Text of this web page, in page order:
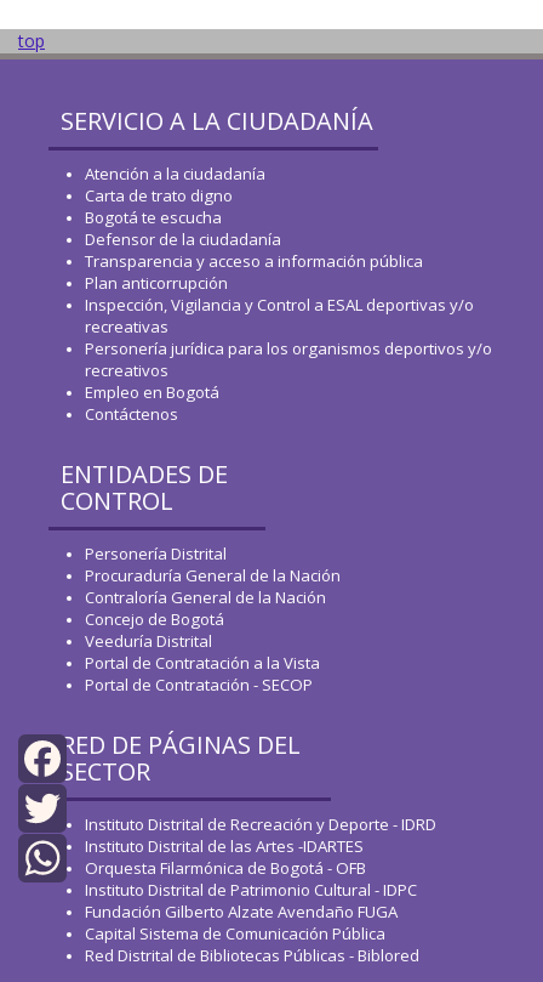
Facebook
Twitter
WhatsApp
top
SERVICIO A LA CIUDADANÍA
Atención a la ciudadanía
Carta de trato digno
Bogotá te escucha
Defensor de la ciudadanía
Transparencia y acceso a información pública
Plan anticorrupción
Inspección, Vigilancia y Control a ESAL deportivas y/o
recreativas
Personería jurídica para los organismos deportivos y/o
recreativos
Empleo en Bogotá
Contáctenos
ENTIDADES DE
CONTROL
Personería Distrital
Procuraduría General de la Nación
Contraloría General de la Nación
Concejo de Bogotá
Veeduría Distrital
Portal de Contratación a la Vista
Portal de Contratación - SECOP
RED DE PÁGINAS DEL
SECTOR
Instituto Distrital de Recreación y Deporte - IDRD
Instituto Distrital de las Artes -IDARTES
Orquesta Filarmónica de Bogotá - OFB
Instituto Distrital de Patrimonio Cultural - IDPC
Fundación Gilberto Alzate Avendaño FUGA
Capital Sistema de Comunicación Pública
Red Distrital de Bibliotecas Públicas - Biblored